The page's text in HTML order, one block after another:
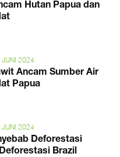
Hutan Papua dan
JUNI 2024
Ancam Sumber Air
Papua
JUNI 2024
Deforestasi
Brazil